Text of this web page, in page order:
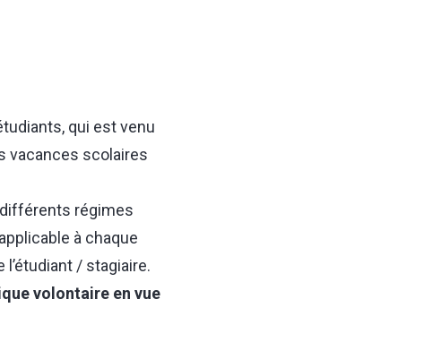
qui est venu
vacances scolaires
différents régimes
à chaque
/ stagiaire.
volontaire en vue